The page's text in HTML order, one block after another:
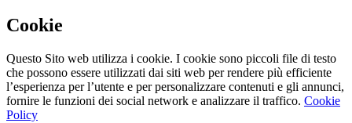
Cookie
Questo Sito web utilizza i cookie. I cookie sono piccoli file di testo
che possono essere utilizzati dai siti web per rendere più efficiente
l’esperienza per l’utente e per personalizzare contenuti e gli annunci,
fornire le funzioni dei social network e analizzare il traffico. Cookie
Policy